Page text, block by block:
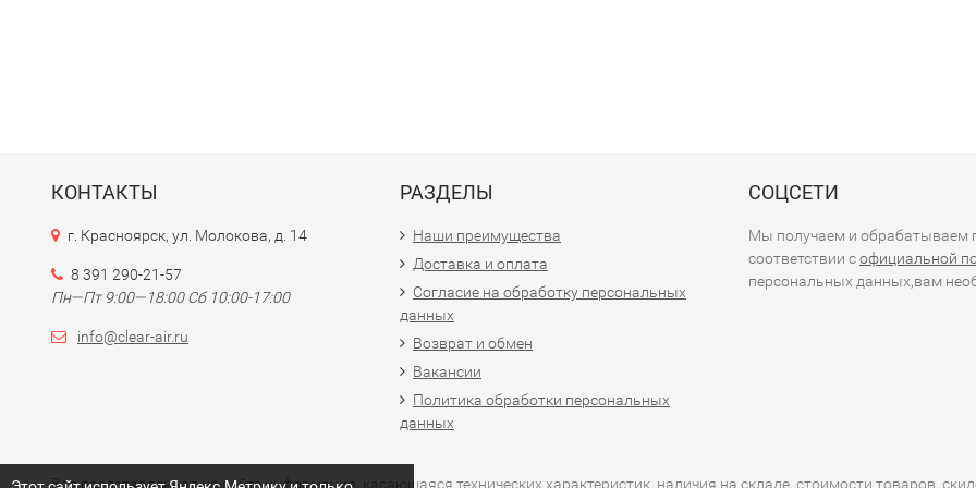
КОНТАКТЫ
г. Красноярск, ул. Молокова, д. 14
8 391 290-21-57
Пн—Пт 9:00—18:00 Сб 10:00-17:00
info@clear-air.ru
РАЗДЕЛЫ
Наши преимущества
Доставка и оплата
Согласие на обработку персональных
данных
Возврат и обмен
Вакансии
Политика обработки персональных
данных
СОЦСЕТИ
Мы получаем и обрабатываем
соответствии софициальной
персональных данных,вам
Вся представленная на сайте информация, касающаяся технических характеристик, наличия на складе, стоимости товаров,